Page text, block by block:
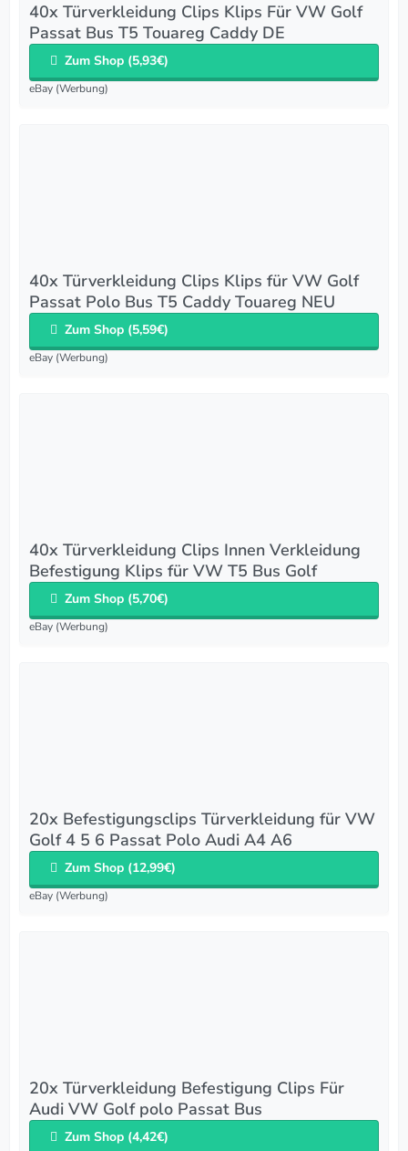
40x Türverkleidung Clips Klips Für VW Golf
Passat Bus T5 Touareg Caddy DE
Zum Shop (5,93€)
eBay (Werbung)
40x Türverkleidung Clips Klips für VW Golf
Passat Polo Bus T5 Caddy Touareg NEU
Zum Shop (5,59€)
eBay (Werbung)
40x Türverkleidung Clips Innen Verkleidung
Befestigung Klips für VW T5 Bus Golf
Zum Shop (5,70€)
eBay (Werbung)
20x Befestigungsclips Türverkleidung für VW
Golf 4 5 6 Passat Polo Audi A4 A6
Zum Shop (12,99€)
eBay (Werbung)
20x Türverkleidung Befestigung Clips Für
Audi VW Golf polo Passat Bus
Zum Shop (4,42€)